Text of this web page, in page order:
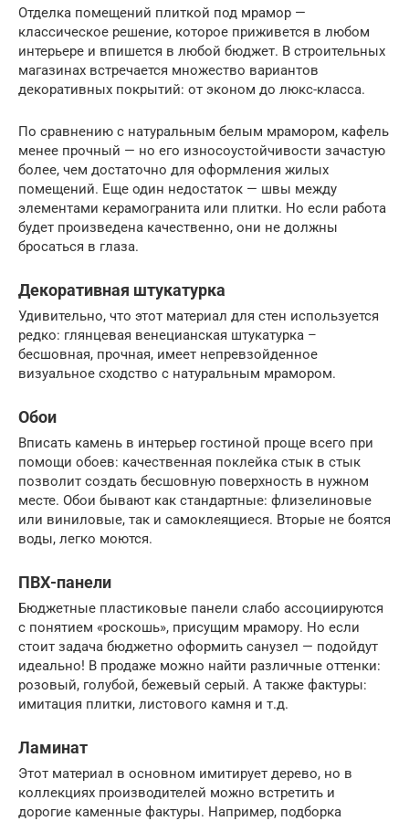
Отделка помещений плиткой под мрамор —
классическое решение, которое приживется в любом
интерьере и впишется в любой бюджет. В строительных
магазинах встречается множество вариантов
декоративных покрытий: от эконом до люкс-класса.
По сравнению с натуральным белым мрамором, кафель
менее прочный — но его износоустойчивости зачастую
более, чем достаточно для оформления жилых
помещений. Еще один недостаток — швы между
элементами керамогранита или плитки. Но если работа
будет произведена качественно, они не должны
бросаться в глаза.
Декоративная штукатурка
Удивительно, что этот материал для стен используется
редко: глянцевая венецианская штукатурка –
бесшовная, прочная, имеет непревзойденное
визуальное сходство с натуральным мрамором.
Обои
Вписать камень в интерьер гостиной проще всего при
помощи обоев: качественная поклейка стык в стык
позволит создать бесшовную поверхность в нужном
месте. Обои бывают как стандартные: флизелиновые
или виниловые, так и самоклеящиеся. Вторые не боятся
воды, легко моются.
ПВХ-панели
Бюджетные пластиковые панели слабо ассоциируются
с понятием «роскошь», присущим мрамору. Но если
стоит задача бюджетно оформить санузел — подойдут
идеально! В продаже можно найти различные оттенки:
розовый, голубой, бежевый серый. А также фактуры:
имитация плитки, листового камня и т.д.
Ламинат
Этот материал в основном имитирует дерево, но в
коллекциях производителей можно встретить и
дорогие каменные фактуры. Например, подборка